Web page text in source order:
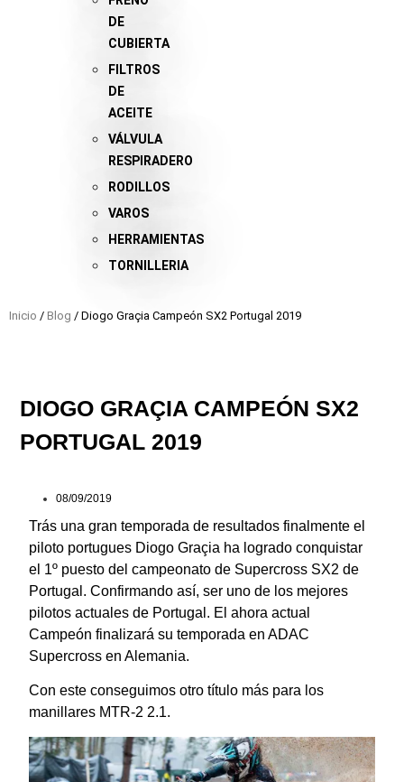
DE
CUBIERTA
FILTROS
DE
ACEITE
VÁLVULA
RESPIRADERO
RODILLOS
VAROS
HERRAMIENTAS
TORNILLERIA
Inicio / Blog / Diogo Graçia Campeón SX2 Portugal 2019
DIOGO GRAÇIA CAMPEÓN SX2
PORTUGAL 2019
08/09/2019
Trás una gran temporada de resultados finalmente el
piloto portugues Diogo Graçia ha logrado conquistar
el 1º puesto del campeonato de Supercross SX2 de
Portugal. Confirmando así, ser uno de los mejores
pilotos actuales de Portugal. El ahora actual
Campeón finalizará su temporada en ADAC
Supercross en Alemania.
Con este conseguimos otro título más para los
manillares MTR-2 2.1.